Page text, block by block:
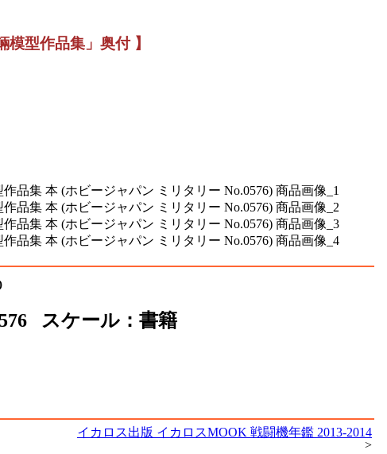
模型作品集」奥付 】
スケール：書籍
イカロス出版 イカロスMOOK 戦闘機年鑑 2013-2014
>